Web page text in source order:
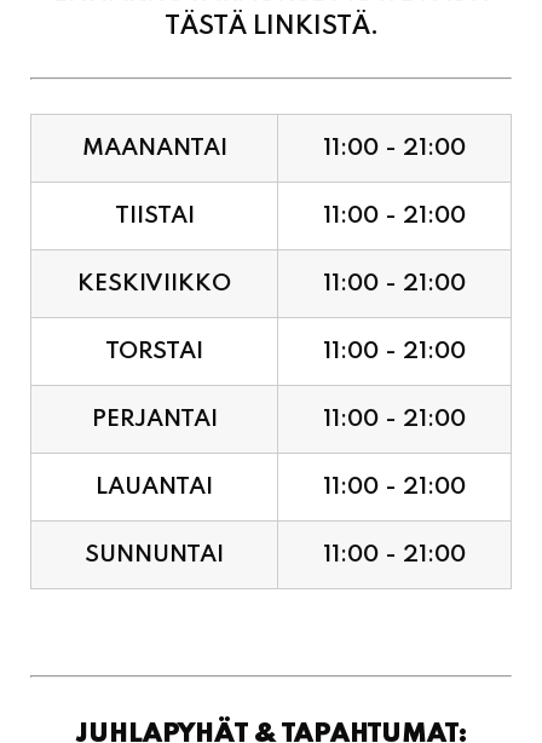
TÄSTÄ LINKISTÄ.
MAANANTAI 11:00 - 21:00
TIISTAI 11:00 - 21:00
KESKIVIIKKO 11:00 - 21:00
TORSTAI 11:00 - 21:00
PERJANTAI 11:00 - 21:00
LAUANTAI 11:00 - 21:00
SUNNUNTAI 11:00 - 21:00
JUHLAPYHÄT & TAPAHTUMAT: